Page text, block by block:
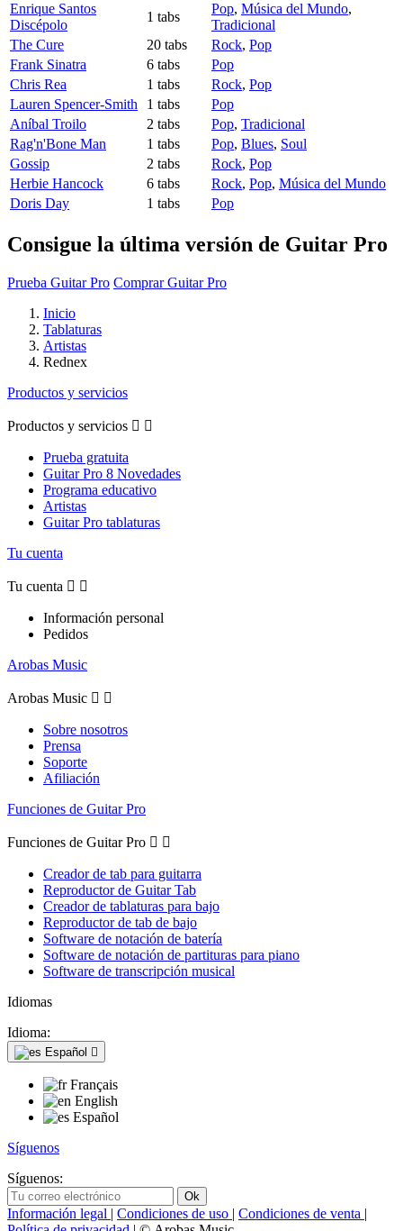
Enrique Santos
Discépolo
1 tabs
Pop, Música del Mundo,
Tradicional
The Cure
20 tabs Rock, Pop
Frank Sinatra
6 tabs
Pop
Chris Rea
1 tabs Rock, Pop
Lauren Spencer-Smith
1 tabs
Pop
Aníbal Troilo
2 tabs Pop, Tradicional
Rag'n'Bone Man
1 tabs Pop, Blues, Soul
Gossip
2 tabs Rock, Pop
Herbie Hancock
6 tabs Rock, Pop, Música del Mundo
Doris Day
1 tabs Pop
Consigue la última versión de Guitar Pro
Prueba Guitar Pro Comprar Guitar Pro
Inicio
Tablaturas
Artistas
Rednex
Productos y servicios
Productos y servicios  
Prueba gratuita
Guitar Pro 8 Novedades
Programa educativo
Artistas
Guitar Pro tablaturas
Tu cuenta
Tu cuenta  
Información personal
Pedidos
Arobas Music
Arobas Music  
Sobre nosotros
Prensa
Soporte
Afiliación
Funciones de Guitar Pro
Funciones de Guitar Pro  
Creador de tab para guitarra
Reproductor de Guitar Tab
Creador de tablaturas para bajo
Reproductor de tab de bajo
Software de notación de batería
Software de notación de partituras para piano
Software de transcripción musical
Idiomas
Idioma:
Español 
Français
English
Español
Síguenos
Síguenos:
Información legal | Condiciones de uso | Condiciones de venta |